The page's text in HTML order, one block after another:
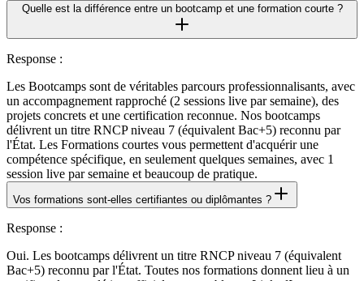
Quelle est la différence entre un bootcamp et une formation courte ?
Response :
Les Bootcamps sont de véritables parcours professionnalisants, avec
un accompagnement rapproché (2 sessions live par semaine), des
projets concrets et une certification reconnue. Nos bootcamps
délivrent un titre RNCP niveau 7 (équivalent Bac+5) reconnu par
l'État. Les Formations courtes vous permettent d'acquérir une
compétence spécifique, en seulement quelques semaines, avec 1
session live par semaine et beaucoup de pratique.
Vos formations sont-elles certifiantes ou diplômantes ?
Response :
Oui. Les bootcamps délivrent un titre RNCP niveau 7 (équivalent
Bac+5) reconnu par l'État. Toutes nos formations donnent lieu à un